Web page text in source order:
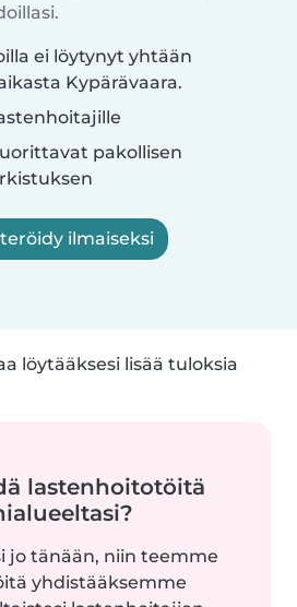
ei löytynyt yhtään
Kypärävaara.
pakollisen
ilmaiseksi
löytääksesi lisää tuloksia
lastenhoitotöitä
jo tänään, niin teemme
yhdistääksemme